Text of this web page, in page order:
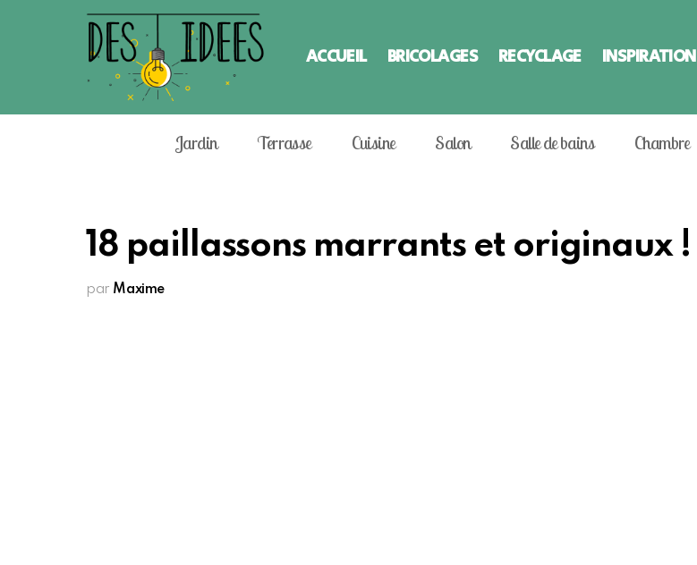
ACCUEIL BRICOLAGES RECYCLAGE INSPIRATION
Jardin Terrasse Cuisine Salon Salle de bains Chambre
18 paillassons marrants et originaux !
par Maxime